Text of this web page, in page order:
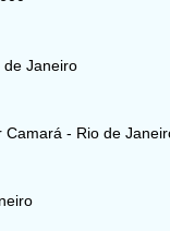
de Janeiro
Camará - Rio de